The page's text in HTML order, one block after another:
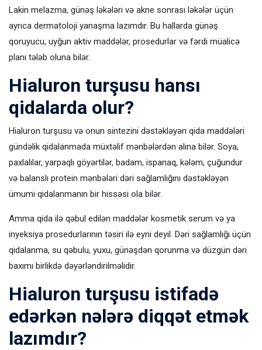
Lakin melazma, günəş ləkələri və akne sonrası ləkələr üçün
ayrıca dermatoloji yanaşma lazımdır. Bu hallarda günəş
qoruyucu, uyğun aktiv maddələr, prosedurlar və fərdi müalicə
planı tələb oluna bilər.
Hialuron turşusu hansı
qidalarda olur?
Hialuron turşusu və onun sintezini dəstəkləyən qida maddələri
gündəlik qidalanmada müxtəlif mənbələrdən alına bilər. Soya,
paxlalılar, yarpaqlı göyərtilər, badam, ispanaq, kələm, çuğundur
və balanslı protein mənbələri dəri sağlamlığını dəstəkləyən
ümumi qidalanmanın bir hissəsi ola bilər.
Amma qida ilə qəbul edilən maddələr kosmetik serum və ya
inyeksiya prosedurlarının təsiri ilə eyni deyil. Dəri sağlamlığı üçün
qidalanma, su qəbulu, yuxu, günəşdən qorunma və düzgün dəri
baxımı birlikdə dəyərləndirilməlidir.
Hialuron turşusu istifadə
edərkən nələrə diqqət etmək
lazımdır?